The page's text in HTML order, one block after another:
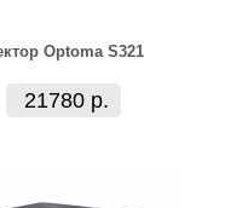
Optoma S321
21780 р.